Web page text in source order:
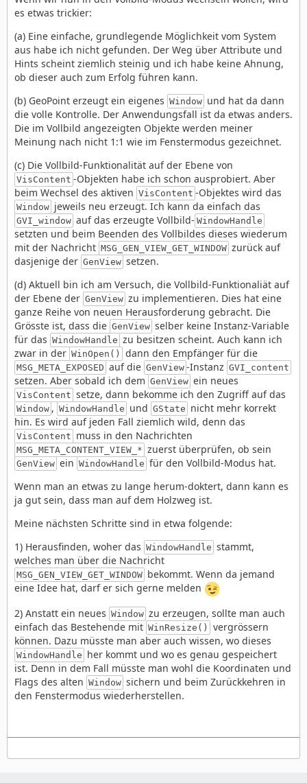
es etwas trickier:
(a) Eine einfache, grundlegende Möglichkeit vom System
aus habe ich nicht gefunden. Der Weg über Attribute und
Hints scheint ziemlich steinig und ich habe keine Ahnung,
ob dieser auch zum Erfolg führen kann.
(b) GeoPoint erzeugt ein eigenes Window und hat da dann
die volle Kontrolle. Der Anwendungsfall ist da etwas anders.
Die im Vollbild angezeigten Objekte werden meiner
Meinung nach nicht 1:1 wie im Fenstermodus gezeichnet.
(c) Die Vollbild-Funktionalität auf der Ebene von
VisContent -Objekten habe ich schon ausprobiert. Aber
beim Wechsel des aktiven VisContent -Objektes wird das
Window jeweils neu erzeugt. Ich kann da einfach das
GVI_window auf das erzeugte Vollbild- WindowHandle
setzten und beim Beenden des Vollbildes dieses wiederum
mit der Nachricht MSG_GEN_VIEW_GET_WINDOW zurück auf
dasjenige der GenView setzen.
(d) Aktuell bin ich am Versuch, die Vollbild-Funktionaliät auf
der Ebene der GenView zu implementieren. Dies hat eine
ganze Reihe von neuen Herausforderung gebracht. Die
Grösste ist, dass die GenView selber keine Instanz-Variable
für das WindowHandle zu besitzen scheint. Auch kann ich
zwar in der WinOpen() dann den Empfänger für die
MSG_META_EXPOSED auf die GenView -Instanz GVI_content
setzen. Aber sobald ich dem GenView ein neues
VisContent setze, dann bekomme ich den Zugriff auf das
Window , WindowHandle und GState nicht mehr korrekt
hin. Es wird auf jeden Fall ziemlich wild, denn das
VisContent muss in den Nachrichten
MSG_META_CONTENT_VIEW_* zuerst überprüfen, ob sein
GenView ein WindowHandle für den Vollbild-Modus hat.
Wenn man an etwas zu lange herum-doktert, dann kann es
ja gut sein, dass man auf dem Holzweg ist.
Meine nächsten Schritte sind in etwa folgende:
1) Herausfinden, woher das WindowHandle stammt,
welches man über die Nachricht
MSG_GEN_VIEW_GET_WINDOW bekommt. Wenn da jemand
eine Idee hat, darf er sich gerne melden
2) Anstatt ein neues Window zu erzeugen, sollte man auch
einfach das Bestehende mit WinResize()
vergrössern
können. Dazu müsste man aber auch wissen, wo dieses
WindowHandle her kommt und wo es genau gespeichert
ist. Denn in dem Fall müsste man wohl die Koordinaten und
Flags des alten Window sichern und beim Zurückkehren in
den Fenstermodus wiederherstellen.